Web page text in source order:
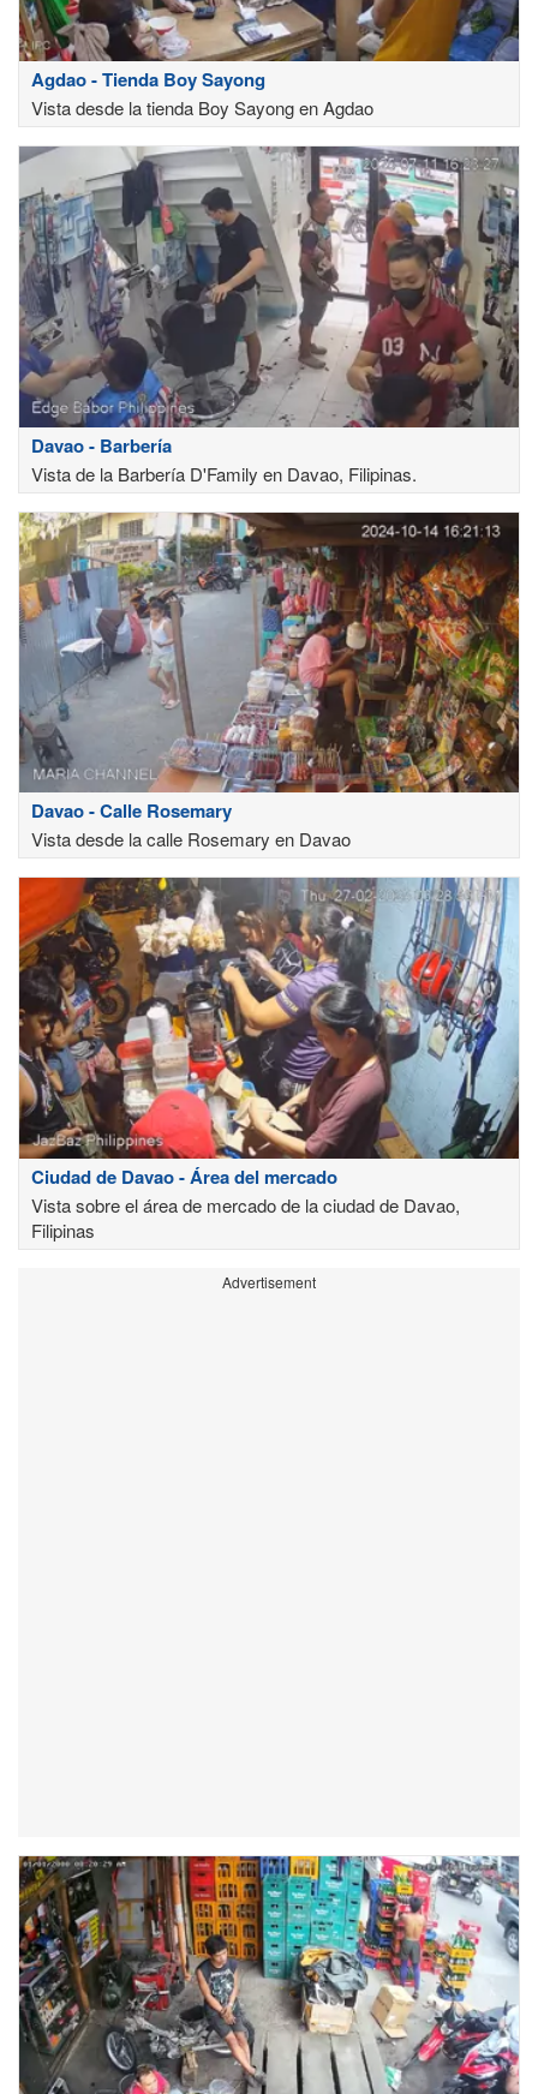
Agdao - Tienda Boy Sayong
Vista desde la tienda Boy Sayong en Agdao
Davao - Barbería
Vista de la Barbería D'Family en Davao, Filipinas.
Davao - Calle Rosemary
Vista desde la calle Rosemary en Davao
Ciudad de Davao - Área del mercado
Vista sobre el área de mercado de la ciudad de Davao,
Filipinas
Advertisement